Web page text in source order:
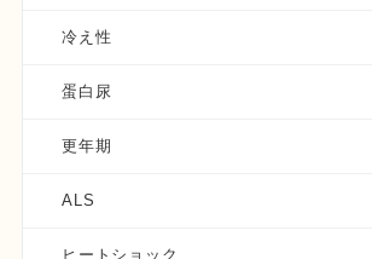
冷え性
蛋白尿
更年期
ALS
ヒートショック